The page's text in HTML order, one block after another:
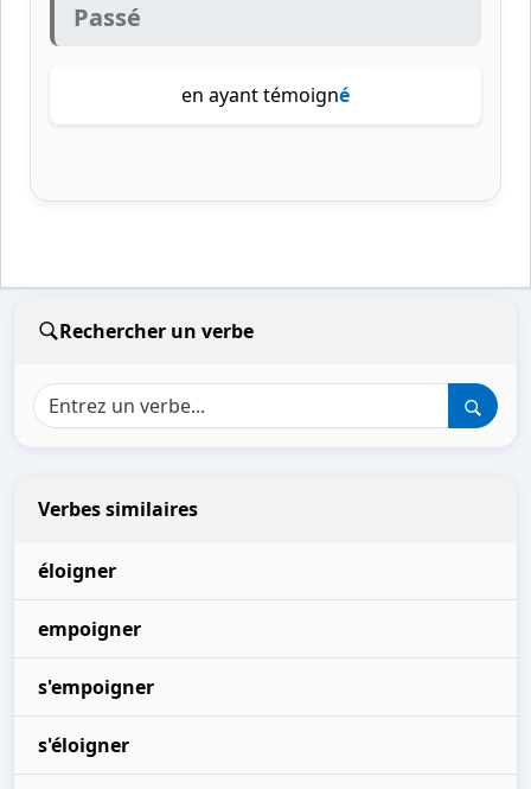
Passé
en ayant témoigné
Rechercher un verbe
Verbes similaires
éloigner
empoigner
s'empoigner
s'éloigner